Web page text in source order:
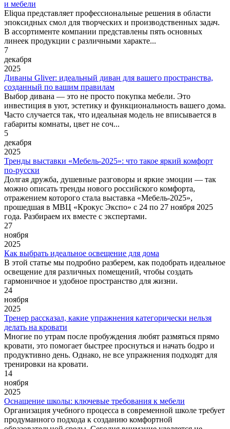
и мебели
Eliqua представляет профессиональные решения в области
эпоксидных смол для творческих и производственных задач.
В ассортименте компании представлены пять основных
линеек продукции с различными характе...
7
декабря
2025
Диваны Gliver: идеальный диван для вашего пространства,
созданный по вашим правилам
Выбор дивана — это не просто покупка мебели. Это
инвестиция в уют, эстетику и функциональность вашего дома.
Часто случается так, что идеальная модель не вписывается в
габариты комнаты, цвет не соч...
5
декабря
2025
Тренды выставки «Мебель-2025»: что такое яркий комфорт
по-русски
Долгая дружба, душевные разговоры и яркие эмоции — так
можно описать тренды нового российского комфорта,
отражением которого стала выставка «Мебель-2025»,
прошедшая в МВЦ «Крокус Экспо» с 24 по 27 ноября 2025
года. Разбираем их вместе с экспертами.
27
ноября
2025
Как выбрать идеальное освещение для дома
В этой статье мы подробно разберем, как подобрать идеальное
освещение для различных помещений, чтобы создать
гармоничное и удобное пространство для жизни.
24
ноября
2025
Тренер рассказал, какие упражнения категорически нельзя
делать на кровати
Многие по утрам после пробуждения любят размяться прямо
кровати, это помогает быстрее проснуться и начать бодро и
продуктивно день. Однако, не все упражнения подходят для
тренировки на кровати.
14
ноября
2025
Оснащение школы: ключевые требования к мебели
Организация учебного процесса в современной школе требует
продуманного подхода к созданию комфортной